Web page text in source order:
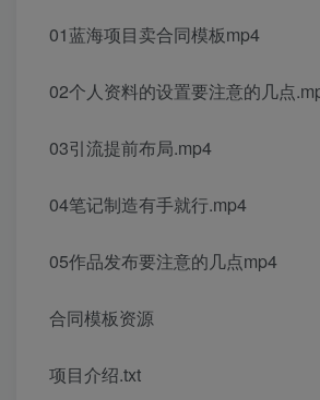
01蓝海项目卖合同模板mp4
02个人资料的设置要注意的几点
03引流提前布局.mp4
04笔记制造有手就行.mp4
05作品发布要注意的几点mp4
合同模板资源
项目介绍.txt